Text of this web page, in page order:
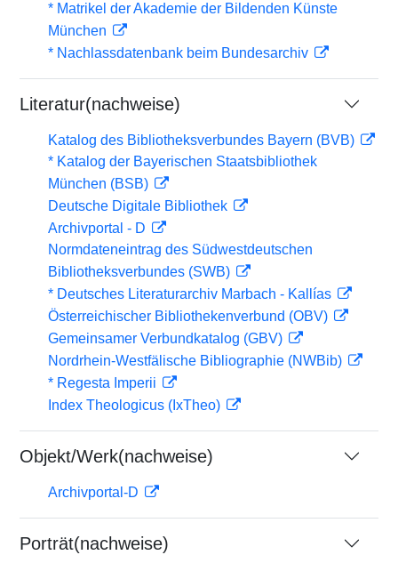
* Matrikel der Akademie der Bildenden Künste
München
* Nachlassdatenbank beim Bundesarchiv
Literatur(nachweise)
Katalog des Bibliotheksverbundes Bayern (BVB)
* Katalog der Bayerischen Staatsbibliothek
München (BSB)
Deutsche Digitale Bibliothek
Archivportal - D
Normdateneintrag des Südwestdeutschen
Bibliotheksverbundes (SWB)
* Deutsches Literaturarchiv Marbach - Kallías
Österreichischer Bibliothekenverbund (OBV)
Gemeinsamer Verbundkatalog (GBV)
Nordrhein-Westfälische Bibliographie (NWBib)
* Regesta Imperii
Index Theologicus (IxTheo)
Objekt/Werk(nachweise)
Archivportal-D
Porträt(nachweise)